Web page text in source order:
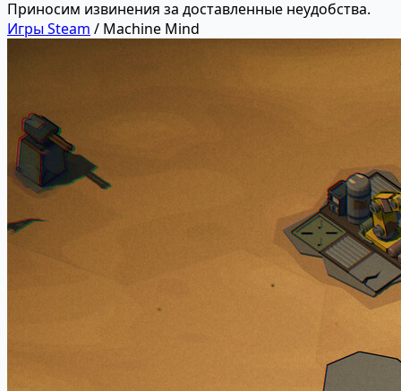
Приносим извинения за доставленные неудобства.
Игры Steam / Machine Mind